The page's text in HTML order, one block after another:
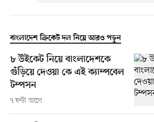
বাংলাদেশ ক্রিকেট দল নিয়ে আরও পড়ুন
৮ উইকেট নিয়ে বাংলাদেশকে
গুঁড়িয়ে দেওয়া কে এই ক্যাম্পবেল
টম্পসন
৭ ঘণ্টা আগে